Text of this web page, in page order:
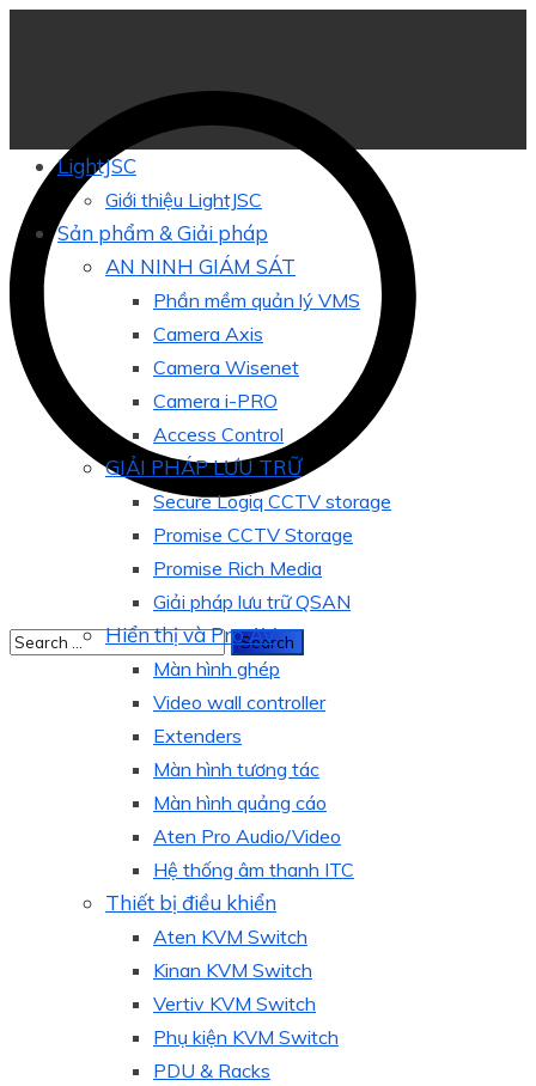
LightJSC
Giới thiệu LightJSC
Sản phẩm & Giải pháp
AN NINH GIÁM SÁT
Phần mềm quản lý VMS
Camera Axis
Camera Wisenet
Camera i-PRO
Access Control
GIẢI PHÁP LƯU TRỮ
Secure Logiq CCTV storage
Promise CCTV Storage
Promise Rich Media
Giải pháp lưu trữ QSAN
Hiển thị và Pro AV
Màn hình ghép
Video wall controller
Extenders
Màn hình tương tác
Màn hình quảng cáo
Aten Pro Audio/Video
Hệ thống âm thanh ITC
Thiết bị điều khiển
Aten KVM Switch
Kinan KVM Switch
Vertiv KVM Switch
Phụ kiện KVM Switch
PDU & Racks